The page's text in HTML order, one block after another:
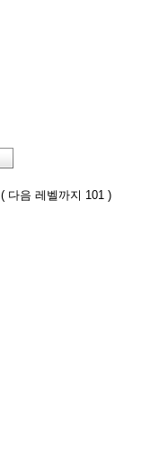
( 다음 레벨까지 101 )